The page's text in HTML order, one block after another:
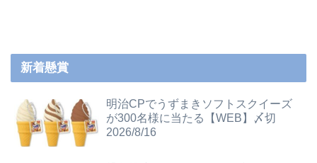
新着懸賞
明治CPでうずまきソフトスクイーズ
が300名様に当たる【WEB】〆切
2026/8/16